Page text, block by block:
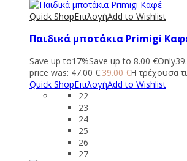
Quick ShopΕπιλογήAdd to Wishlist
Παιδικά μποτάκια Primigi
Save up to17%Save up to 8.00 €Only
price was: 47.00 €.39.00 €Η τρέχουσα
Quick ShopΕπιλογήAdd to Wishlist
22
23
24
25
26
27